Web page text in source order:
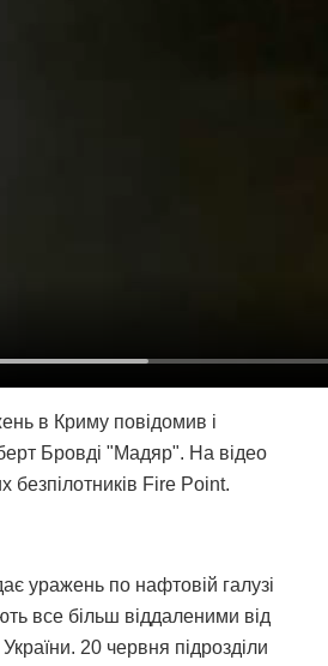
в Криму повідомив і
Бровді "Мадяр". На відео
безпілотників Fire Point.
уражень по нафтовій галузі
все більш віддаленими від
20 червня підрозділи